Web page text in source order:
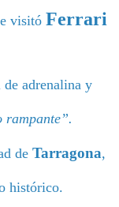
visitó Ferrari
adrenalina y
rampante”.
de Tarragona,
histórico.